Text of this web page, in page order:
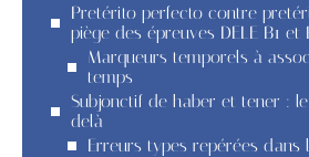
Pretérito perfecto contre
piège des épreuves DELE B1 et
Marqueurs temporels à
temps
Subjonctif de haber et tener :
delà
Erreurs types repérées dans